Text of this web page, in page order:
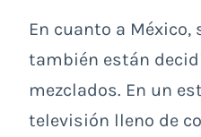
En cuanto a
también están
mezclados. En un
televisión lleno de